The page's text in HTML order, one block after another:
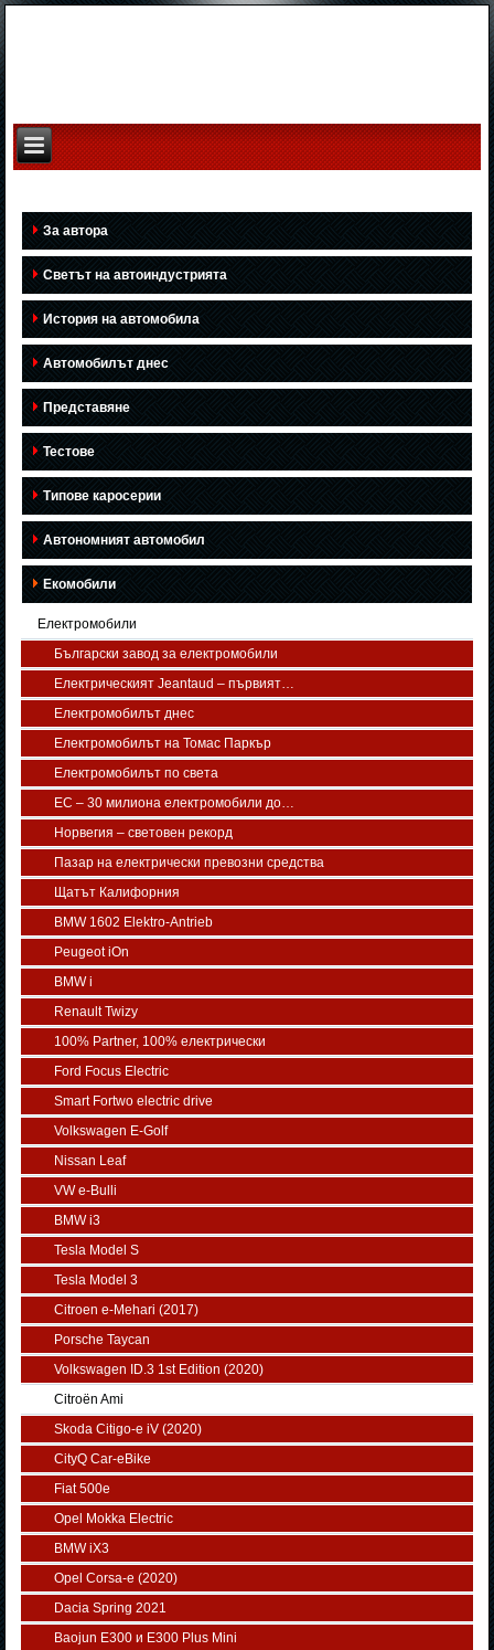
За автора
Светът на автоиндустрията
История на автомобила
Автомобилът днес
Представяне
Тестове
Типове каросерии
Автономният автомобил
Екомобили
Електромобили
Български завод за електромобили
Електрическият Jeantaud – първият…
Електромобилът днес
Електромобилът на Томас Паркър
Електромобилът по света
ЕС – 30 милиона електромобили до…
Норвегия – световен рекорд
Пазар на електрически превозни средства
Щатът Калифорния
BMW 1602 Elektro-Antrieb
Peugeot iOn
BMW i
Renault Twizy
100% Partner, 100% електрически
Ford Focus Electric
Smart Fortwo electric drive
Volkswagen E-Golf
Nissan Leaf
VW e-Bulli
BMW i3
Tesla Model S
Tesla Model 3
Citroen e-Mehari (2017)
Porsche Taycan
Volkswagen ID.3 1st Edition (2020)
Citroën Ami
Skoda Citigo-e iV (2020)
CityQ Car-eBike
Fiat 500e
Opel Mokka Electric
BMW iX3
Opel Corsa-e (2020)
Dacia Spring 2021
Baojun E300 и E300 Plus Mini